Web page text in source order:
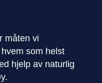
måten vi
som helst
hjelp av naturlig